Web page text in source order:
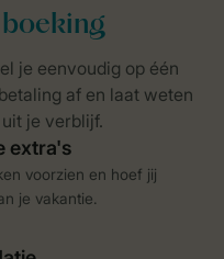
voorzien en hoef jij
je vakantie.